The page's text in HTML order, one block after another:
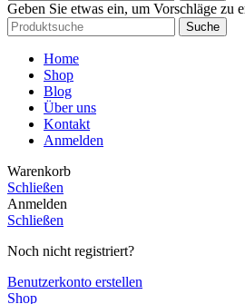
Geben Sie etwas ein, um Vorschläge zu
Suche
Home
Shop
Blog
Über uns
Kontakt
Anmelden
Warenkorb
Schließen
Anmelden
Schließen
Noch nicht registriert?
Benutzerkonto erstellen
Shop